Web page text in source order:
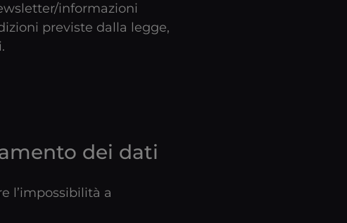
informazioni
previste dalla legge,
dei dati
l’impossibilità a